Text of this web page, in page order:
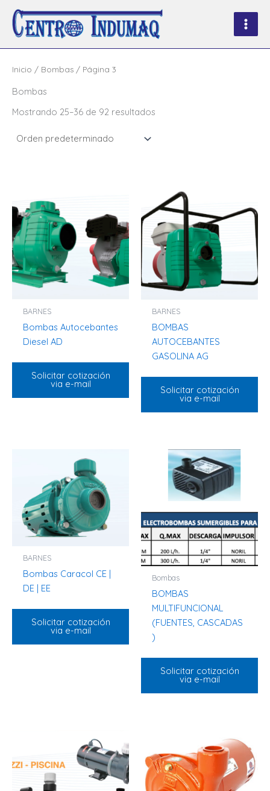
contenido
Inicio / Bombas / Página 3
Bombas
Mostrando 25–36 de 92 resultados
BARNES
Bombas Autocebantes
Diesel AD
Solicitar cotización
via e-mail
BARNES
BOMBAS
AUTOCEBANTES
GASOLINA AG
Solicitar cotización
via e-mail
BARNES
Bombas Caracol CE |
DE | EE
Solicitar cotización
via e-mail
Bombas
BOMBAS
MULTIFUNCIONAL
(FUENTES, CASCADAS
)
Solicitar cotización
via e-mail